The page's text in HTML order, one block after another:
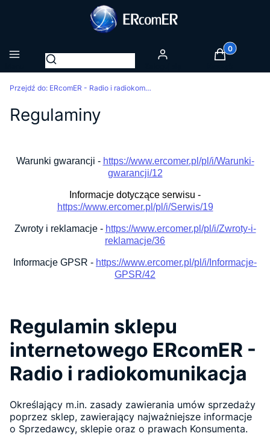
Otwórz wyszukiwarkę Produkty w
Przejdź do: ERcomER - Radio i radiokomunikacja
Regulaminy
Warunki gwarancji - https://www.ercomer.pl/pl/i/Warunki-
gwarancji/12
Informacje dotyczące serwisu -
https://www.ercomer.pl/pl/i/Serwis/19
Zwroty i reklamacje - https://www.ercomer.pl/pl/i/Zwroty-i-
reklamacje/36
Informacje GPSR - https://www.ercomer.pl/pl/i/Informacje-
GPSR/42
Regulamin sklepu
internetowego ERcomER -
Radio i radiokomunikacja
Określający m.in. zasady zawierania umów sprzedaży
poprzez sklep, zawierający najważniejsze informacje
o Sprzedawcy, sklepie oraz o prawach Konsumenta.